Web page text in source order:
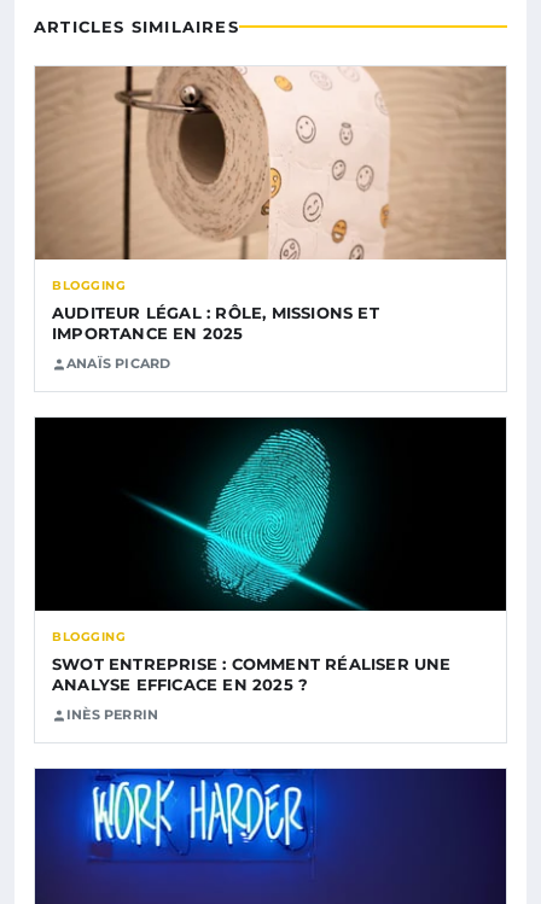
ARTICLES SIMILAIRES
BLOGGING
AUDITEUR LÉGAL : RÔLE, MISSIONS ET
IMPORTANCE EN 2025
ANAÏS PICARD
BLOGGING
SWOT ENTREPRISE : COMMENT RÉALISER UNE
ANALYSE EFFICACE EN 2025 ?
INÈS PERRIN